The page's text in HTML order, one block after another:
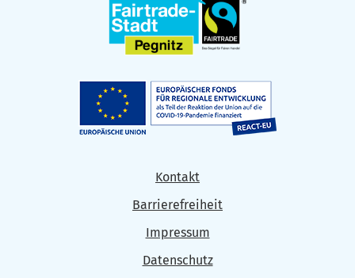
Kontakt
Barrierefreiheit
Impressum
Datenschutz